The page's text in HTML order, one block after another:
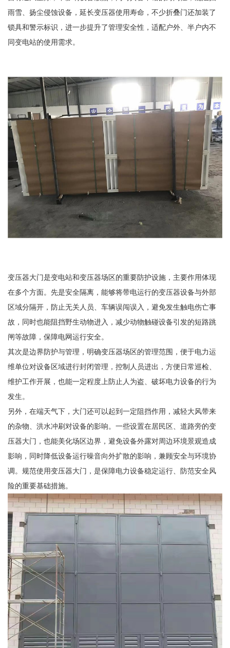
雨雪、扬尘侵蚀设备，延长变压器使用寿命，不少折叠门还加装了
锁具和警示标识，进一步提升了管理安全性，适配户外、半户内不
同变电站的使用需求。
变压器大门是变电站和变压器场区的重要防护设施，主要作用体现
在多个方面。先是安全隔离，能够将带电运行的变压器设备与外部
区域分隔开，防止无关人员、车辆误闯误入，避免发生触电伤亡事
故，同时也能阻挡野生动物进入，减少动物触碰设备引发的短路跳
闸等故障，保障电网运行安全。
其次是边界防护与管理，明确变压器场区的管理范围，便于电力运
维单位对设备区域进行封闭管理，控制人员进出，方便日常巡检、
维护工作开展，也能一定程度上防止人为盗、破坏电力设备的行为
发生。
另外，在端天气下，大门还可以起到一定阻挡作用，减轻大风带来
的杂物、洪水冲刷对设备的影响。一些设置在居民区、道路旁的变
压器大门，也能美化场区边界，避免设备外露对周边环境景观造成
影响，同时降低设备运行噪音向外扩散的影响，兼顾安全与环境协
调。规范使用变压器大门，是保障电力设备稳定运行、防范安全风
险的重要基础措施。